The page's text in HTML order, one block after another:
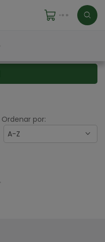
Ordenar por:
A-Z